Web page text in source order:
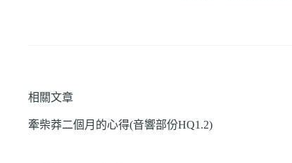
相關文章
牽柴莽二個月的心得(音響部份HQ1.2)